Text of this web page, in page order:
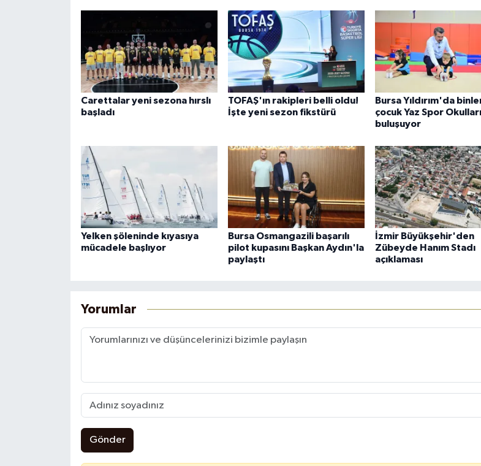
Carettalar yeni sezona hırslı
başladı
TOFAŞ'ın rakipleri belli oldu!
İşte yeni sezon fikstürü
Bursa Yıldırım'da
çocuk Yaz Spor
buluşuyor
Yelken şöleninde kıyasıya
mücadele başlıyor
Bursa Osmangazili başarılı
pilot kupasını Başkan Aydın'la
paylaştı
İzmir Büyükşehir'den
Zübeyde Hanım Stadı
açıklaması
Yorumlar
Gönder